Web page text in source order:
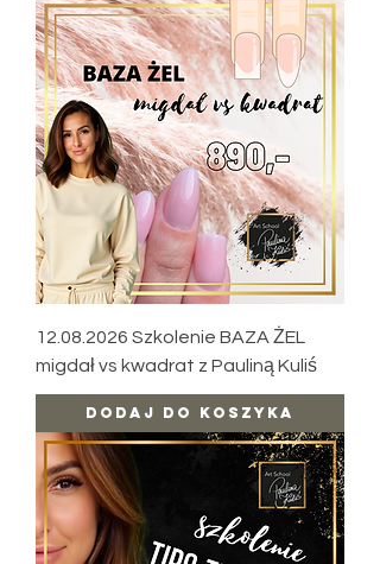
12.08.2026 Szkolenie BAZA ŻEL
migdał vs kwadrat z Pauliną Kuliś
Dodaj do koszyka